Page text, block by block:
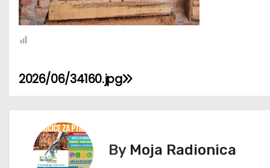
К
р
2026/06/34160.jpg
By Moja Radionica